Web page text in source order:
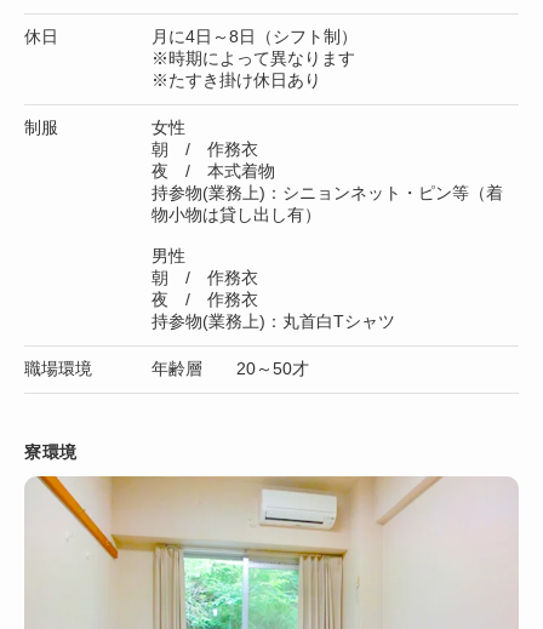
休日
月に4日～8日（シフト制）
※時期によって異なります
※たすき掛け休日あり
制服
女性
朝 / 作務衣
夜 / 本式着物
持参物(業務上)：シニョンネット・ピン等（着
物小物は貸し出し有）
男性
朝 / 作務衣
夜 / 作務衣
持参物(業務上)：丸首白Tシャツ
職場環境 年齢層 20～50才
寮環境